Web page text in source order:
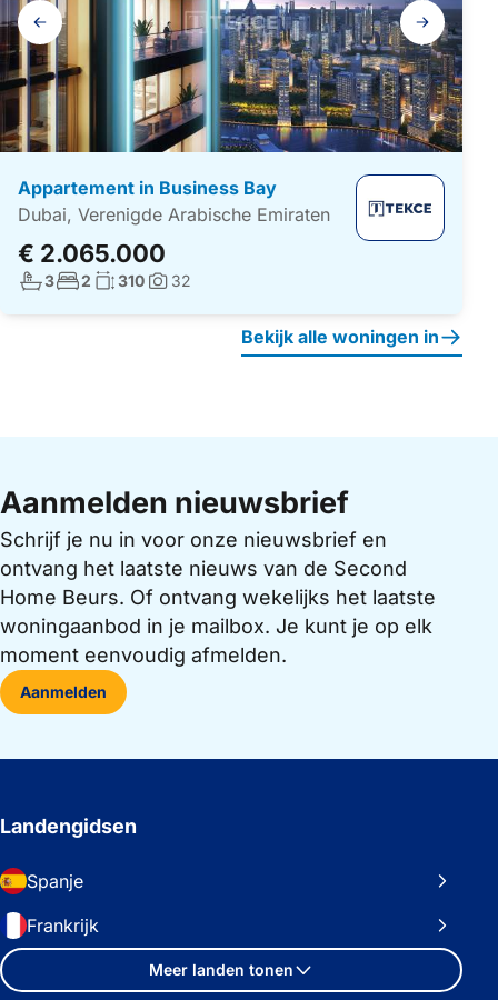
Galerij
navigatie
Appartement in Business Bay
Dubai, Verenigde Arabische Emiraten
€ 2.065.000
Aantal badkamers:
3Aantal slaapkamers:
2 Woonoppervlakte:
310Foto's:
32
Bekijk alle woningen in
Aanmelden nieuwsbrief
Schrijf je nu in voor onze nieuwsbrief en
ontvang het laatste nieuws van de Second
Home Beurs. Of ontvang wekelijks het laatste
woningaanbod in je mailbox. Je kunt je op elk
moment eenvoudig afmelden.
Aanmelden
Landengidsen
Spanje
Frankrijk
Meer landen tonen